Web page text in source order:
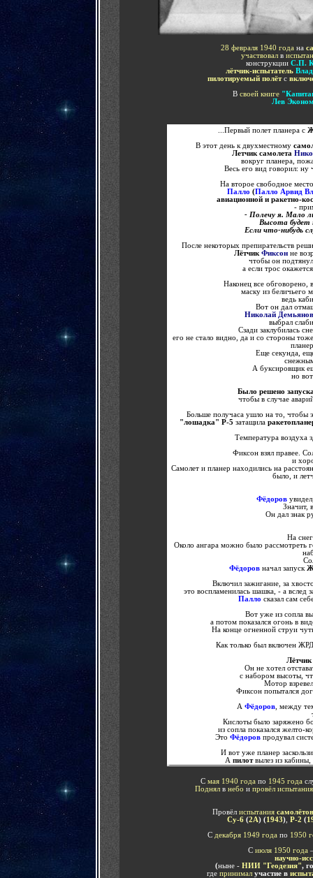
28 февраля 1940 года на
участвовал в
конструкции С.П.
лётчик-испытатель
пилотируемый полётс
В своей книге
Лев
...Первый полет планера с
В этот день к двухместному
Летчик самолета
вокруг планера,
Весь его вид говорил: ну
На второе свободное
Палло (Палло Арвид
авиационной и ракетно-
-
- Полечу я. Мало
Высота будет
Если что-нибудь
После некоторых препирательств
ЛётчикФиксонне
чтобы он
а если трос
Наконец все обговорено,
маску из беличьего
ведь
Вот он дал
Николай
выбрал
Сзади заклубилась
его не стало видно, да и со стороны
Еще секунда,
А буксировщик
но
Было решено
чтобы в случае
Больше получаса ушло на то, чтобы
"лошадка" Р-5 затащила
Температура воздуха
Фиксон взял правее.
и
Самолет и планер находились на
было, и
Фёдоров
Значит,
Он дал знак
На
Около ангара можно было рассмотреть
Фёдоровначал запуск
Включил зажигание, за
это воспламенилась шашка, - а вслед
Палло сказал сам
Вот уже из сопла
а потом показался огонь в
На конце огненной струи
Как только был включен
Лётчик
Он не хотел
с набором высоты,
Мотор
Фиксон попытался
А Фёдоров , между
Кислоты было заряжено
из сопла показался
Это Фёдоров продувал
И вот уже планер
А пилотвылез из
Смая 1940 года по 1945 года
Поднялвнебо и провёл
Провёл испытания самолётов
Су-6 (2А) (1943) Р-2 (
Сдекабря 1949 года по 1950
Сиюля 1950 года
научно-
(ныне - НИИ "Геодезия",
где принимал участие в